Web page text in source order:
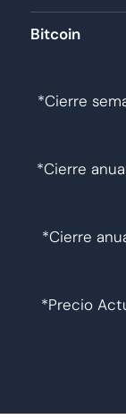
Bitcoin
*Cierre
*Cierre
*Cierre
*Precio